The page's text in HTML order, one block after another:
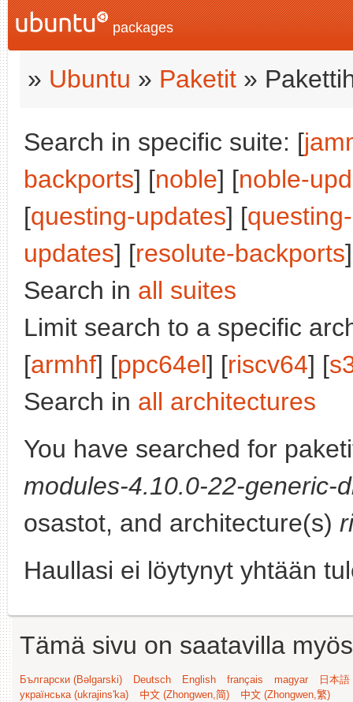
packages
» Ubuntu » Paketit »
Search in specific suite: [
backports] [noble] [noble-
[questing-updates] [
updates] [resolute-backports
Search in all suites
Limit search to a specific
[armhf] [ppc64el] [riscv64] [
Search in all architectures
You have searched for
modules-4.10.0-22-generic-
osastot, and architecture(s)
Haullasi ei löytynyt yhtään
Tämä sivu on saatavilla
Български (Bəlgarski) Deutsch English français magyar
日本
українська (ukrajins'ka)
中文 (Zhongwen,简) 中文 (Zhongwen,繁)